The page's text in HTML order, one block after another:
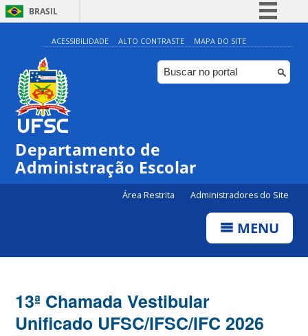
BRASIL
Simplifique!
Comunica BR
Participe
ACESSIBILIDADE ALTO CONTRASTE MAPA DO SITE
Departamento de
Administração Escolar
Área Restrita Administradores do Site
MENU
13ª Chamada Vestibular
Unificado UFSC/IFSC/IFC 2026